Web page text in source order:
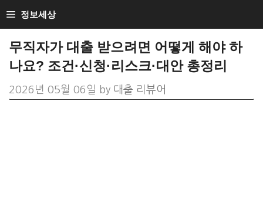
Skip
to
content
정보세상
무직자가 대출 받으려면 어떻게 해야 하
나요? 조건·신청·리스크·대안 총정리
2026년 05월 06일 by 대출 리뷰어